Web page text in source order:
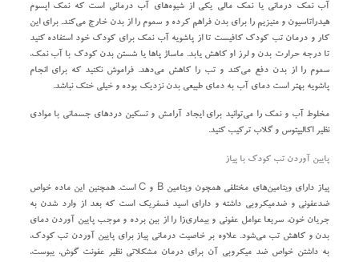
آب‌ نمک درمانی یا نمک‌ مالی یکی از شیوه‌های آب درمانی است که نمک اپسوم
هیدراتاسیون و منیزیم را برای بدن فراهم کرده و سموم را از بدن خارج می‌کند. برای این
کار و درمان تب کودک کافیست تا از پاشویه آب نمک برای کودک خود استفاده کنید
تا درجه حرارت بدن و لرز او کاهش یابد. ماساژ پاها یا شستن بدن کودک با آب نمک،
سموم را از بدن دفع می‌کند و تب را کاهش می‌دهد. فراموش نکنید که برای انجام
پاشویه بهتر است دمای آب به دمای طبیعی بدن نزدیک بوده و خیلی خنک نباشد.
مخلوط آب و نمک را می‌توانید برای ایجاد آرامش و تسکین دردهای جسمانی با موادی
نظیر اکالیپتوس و گلاب ترکیب کنید.
پایین آوردن تب کودک با پیاز
پیاز دارای ویتامین‌های مختلفی همچون ویتامین B و C است. همچنین این ماده خواص
ضدعفونی و ضدمیکروبی داشته و دارای اسید فسفریک است که بعد از وارد شدن به
جریان خون، سریعا عوامل عفونی و بیماری‌زا را از بین برده و موجب پایین آوردن دمای
بدن و کاهش تب می‌شود. علاوه بر خاصیت درمانی پیاز برای پایین آوردن تب کودک،
به داشتن خواص ضد میکروبی آن برای درمان مشکلاتی نظیر عفونت گوش، یبوست،